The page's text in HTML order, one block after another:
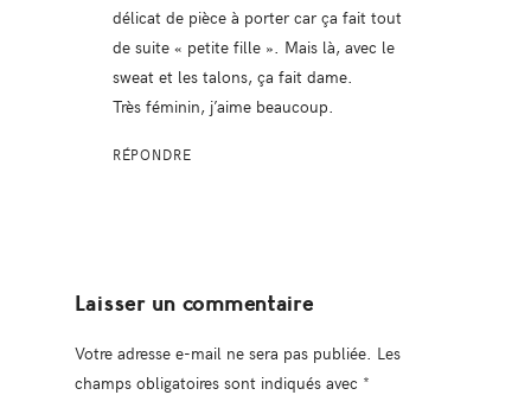
délicat de pièce à porter car ça fait tout
de suite « petite fille ». Mais là, avec le
sweat et les talons, ça fait dame.
Très féminin, j’aime beaucoup.
RÉPONDRE
Laisser un commentaire
Votre adresse e-mail ne sera pas publiée. Les
champs obligatoires sont indiqués avec *